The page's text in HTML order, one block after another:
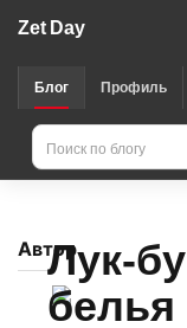
Zet Day
Блог Профиль
АвторЛук-